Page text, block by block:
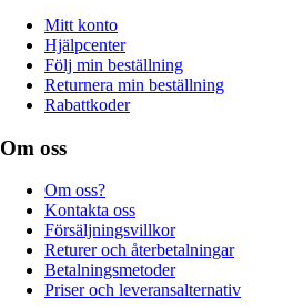
Mitt konto
Hjälpcenter
Följ min beställning
Returnera min beställning
Rabattkoder
Om oss
Om oss?
Kontakta oss
Försäljningsvillkor
Returer och återbetalningar
Betalningsmetoder
Priser och leveransalternativ